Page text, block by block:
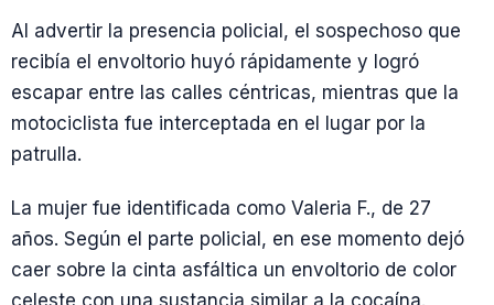
Al advertir la presencia policial, el sospechoso que
recibía el envoltorio huyó rápidamente y logró
escapar entre las calles céntricas, mientras que la
motociclista fue interceptada en el lugar por la
patrulla.
La mujer fue identificada como Valeria F., de 27
años. Según el parte policial, en ese momento dejó
caer sobre la cinta asfáltica un envoltorio de color
celeste con una sustancia similar a la cocaína.